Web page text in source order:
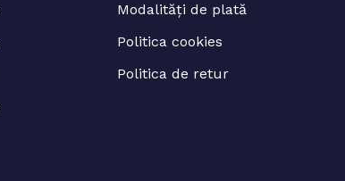
Modalități de plată
Politica cookies
Politica de retur